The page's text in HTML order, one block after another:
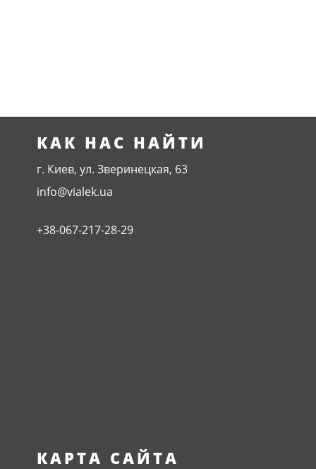
КАК НАС НАЙТИ
г. Киев, ул. Зверинецкая, 63
info@vialek.ua
+38-067-217-28-29
КАРТА САЙТА